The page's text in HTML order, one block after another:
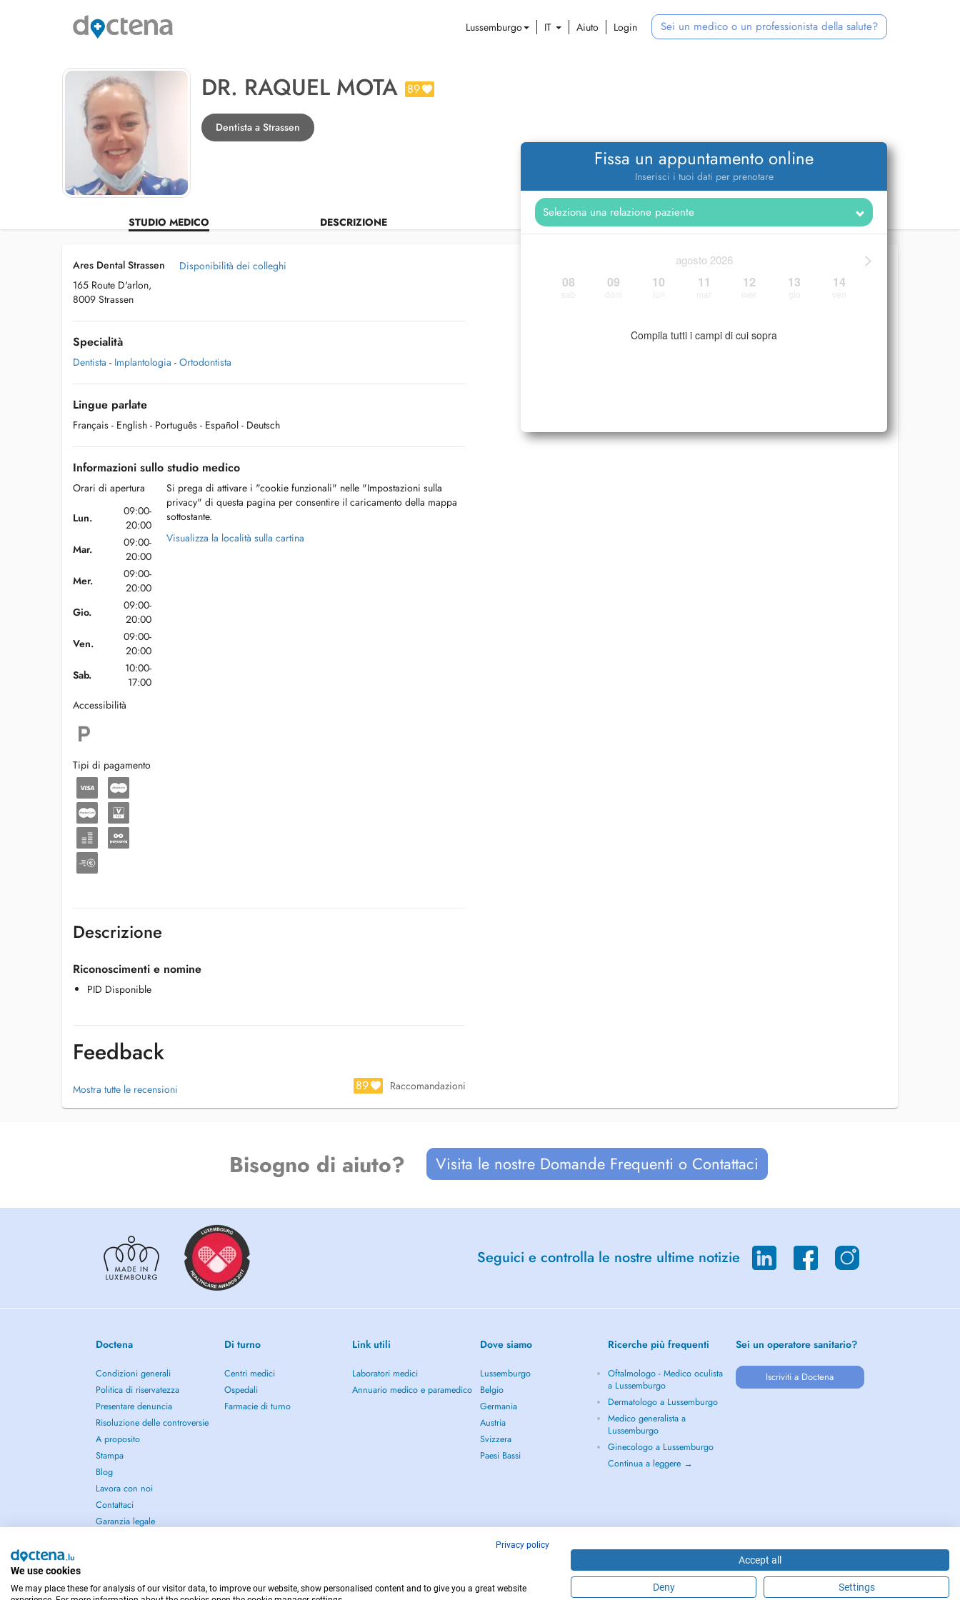
Lussemburgo IT Aiuto Login Sei un medico o un professionista della salute?
DR. RAQUEL MOTA 89
Dentista a Strassen
STUDIO MEDICO DESCRIZIONE
Fissa un appuntamento online
Inserisci i tuoi dati per prenotare
>
agosto 2026
08 09 10 11 12 13 14
Compila tutti i campi di cui sopra
Ares Dental Strassen
165 Route D'arlon,
8009 Strassen
Disponibilità dei colleghi
Specialità
Dentista - Implantologia - Ortodontista
Lingue parlate
Français - English - Português - Español - Deutsch
Informazioni sullo studio medico
Orari di apertura
Lun.
09:00-
20:00
Mar.
09:00-
20:00
Mer.
09:00-
20:00
Gio.
09:00-
20:00
Ven.
09:00-
20:00
Sab.
10:00-
17:00
Accessibilità
Tipi di pagamento
Si prega di attivare i "cookie funzionali" nelle "Impostazioni sulla
privacy" di questa pagina per consentire il caricamento della mappa
sottostante.
Visualizza la località sulla cartina
Descrizione
Riconoscimenti e nomine
PID Disponible
Feedback
Mostra tutte le recensioni 89 Raccomandazioni
Bisogno di aiuto? Visita le nostre Domande Frequenti o Contattaci
Seguici e controlla le nostre ultime notizie
Doctena
Condizioni generali
Politica di riservatezza
Presentare denuncia
Risoluzione delle controversie
A proposito
Stampa
Blog
Lavora con noi
Contattaci
Garanzia legale
Di turno
Centri medici
Ospedali
Farmacie di turno
Link utili
Laboratori medici
Annuario medico e paramedico
Dove siamo
Lussemburgo
Belgio
Germania
Austria
Svizzera
Paesi Bassi
Ricerche più frequenti
Oftalmologo - Medico oculista
a Lussemburgo
Dermatologo a Lussemburgo
Medico generalista a
Lussemburgo
Ginecologo a Lussemburgo
Continua a leggere →
Sei un operatore sanitario?
Iscriviti a Doctena
PER LE URGENZE, CONSULTARE : 112 Copyright © 2026 - DOCTENA S.A. 42, Rue de la Vallée, L-2661 Luxembourg
Privacy policy
We use cookies
We may place these for analysis of our visitor data, to improve our website, show personalised content and to give you a great website
Accept all
Deny Settings